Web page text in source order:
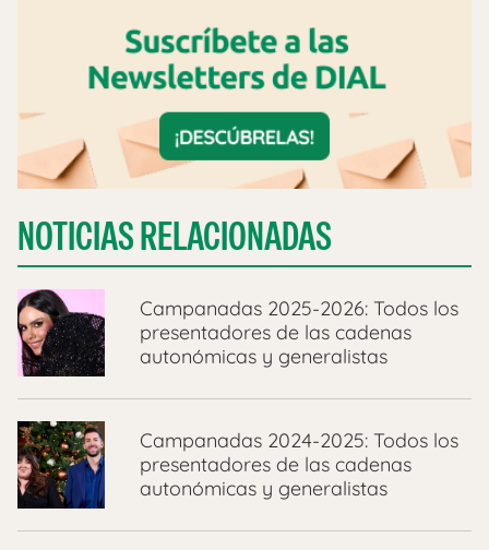
NOTICIAS RELACIONADAS
Campanadas 2025-2026: Todos los
presentadores de las cadenas
autonómicas y generalistas
Campanadas 2024-2025: Todos los
presentadores de las cadenas
autonómicas y generalistas